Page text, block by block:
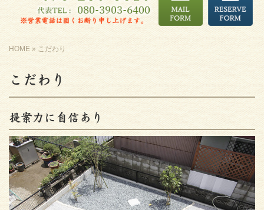
HOME » こだわり
こだわり
提案力に自信あり